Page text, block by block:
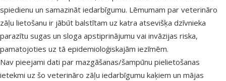
spiedienu un samazināt iedarbīgumu. Lēmumam par veterināro
zāļu lietošanu ir jābūt balstītam uz katra atsevišķa dzīvnieka
parazītu sugas un sloga apstiprinājumu vai invāzijas riska,
pamatojoties uz tā epidemioloģiskajām iezīmēm.
Nav pieejami dati par mazgāšanas/šampūnu pielietošanas
ietekmi uz šo veterināro zāļu iedarbīgumu kaķiem un mājas